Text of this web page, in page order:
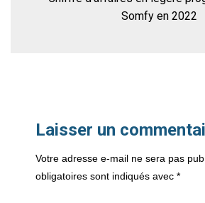
Somfy en 2022
Laisser un
Votre adresse e-mail ne sera pas
obligatoires sont indiqués avec *